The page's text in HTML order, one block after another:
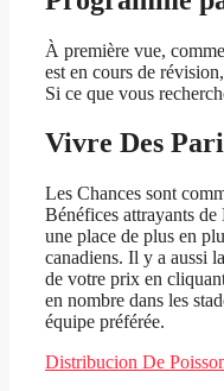
À première vue,
est en cours de
Si ce que vous
Vivre Des
Les Chances sont
Bénéfices attrayants
une place de plus en
canadiens. Il y a aussi
de votre prix en
en nombre dans les
équipe préférée.
Distribucion De